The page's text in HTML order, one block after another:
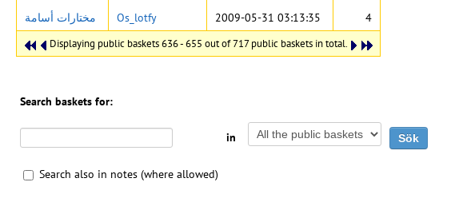
Displaying public baskets 636 - 655 out of 717 public baskets in total.
مختارات أسامة
Os_lotfy 2009-05-31 03:13:35 4
Search baskets for:
in
Search also in notes (where allowed)